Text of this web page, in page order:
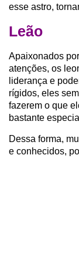
esse astro,
Leão
Apaixonados
atenções, os
liderança e
rígidos, eles
fazerem o que
bastante
Dessa forma,
e conhecidos,